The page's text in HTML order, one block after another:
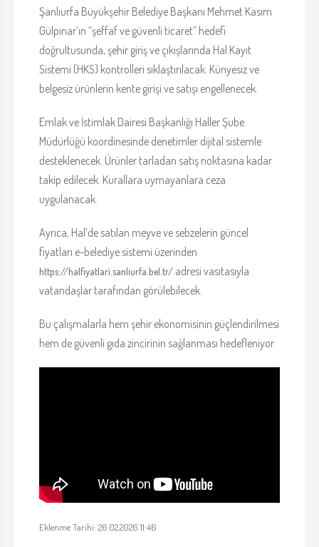
Şanlıurfa Büyükşehir Belediye Başkanı Mehmet Kasım
Gülpınar’ın “şeffaf ve güvenli ticaret” hedefi
doğrultusunda, şehir giriş ve çıkışlarında Hal Kayıt
Sistemi (HKS) kontrolleri sıklaştırılacak. Künyesiz ve
belgesiz ürünlerin kente girişi ve satışı engellenecek.
Emlak ve İstimlak Dairesi Başkanlığı Haller Şube
Müdürlüğü koordinesinde denetimler dijital sistemle
desteklenecek. Ürünler tarladan satış noktasına kadar
takip edilecek. Kurallara uymayanlara ceza
uygulanacak.
Ayrıca, Hal’de satılan meyve ve sebzelerin güncel
fiyatları e-belediye sistemi üzerinden
https://halfiyatlari.sanliurfa.bel.tr/ adresi vasıtasıyla
vatandaşlar tarafından görülebilecek.
Bu çalışmalarla hem şehir ekonomisinin güçlendirilmesi
hem de güvenli gıda zincirinin sağlanması hedefleniyor.
Eklenme Tarihi: 26.02.2026 11:46